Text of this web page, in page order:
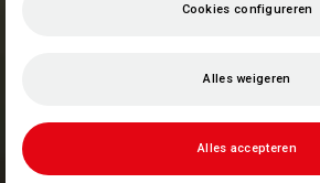
Cookies configureren
Alles weigeren
Alles accepteren